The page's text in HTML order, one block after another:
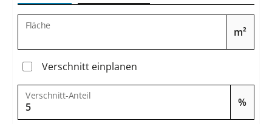
Fläche
m²
Verschnitt einplanen
Verschnitt-Anteil
%